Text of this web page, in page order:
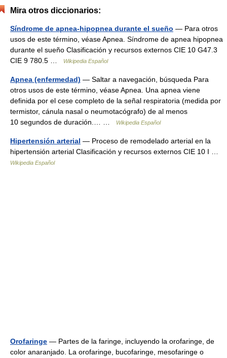
Mira otros diccionarios:
Síndrome de apnea-hipopnea durante el sueño — Para otros
usos de este término, véase Apnea. Síndrome de apnea hipopnea
durante el sueño Clasificación y recursos externos CIE 10 G47.3
CIE 9 780.5 …
Wikipedia Español
Apnea (enfermedad) — Saltar a navegación, búsqueda Para
otros usos de este término, véase Apnea. Una apnea viene
definida por el cese completo de la señal respiratoria (medida por
termistor, cánula nasal o neumotacógrafo) de al menos
10 segundos de duración.… …
Wikipedia Español
Hipertensión arterial — Proceso de remodelado arterial en la
hipertensión arterial Clasificación y recursos externos CIE 10 I …
Wikipedia Español
Orofaringe — Partes de la faringe, incluyendo la orofaringe, de
color anaranjado. La orofaringe, bucofaringe, mesofaringe o